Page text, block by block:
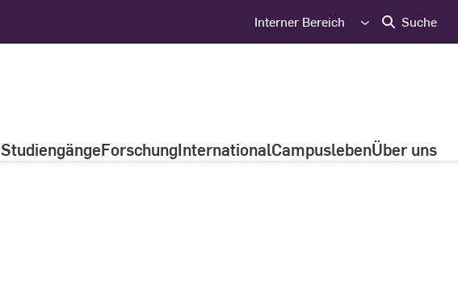
Interner Bereich Suche
StudiengängeForschungInternationalCampuslebenÜber uns